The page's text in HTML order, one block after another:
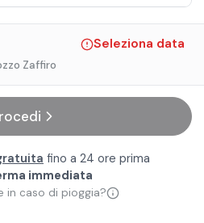
Seleziona data
Zaffiro
fino a 24 ore prima
immediata
in caso di pioggia?